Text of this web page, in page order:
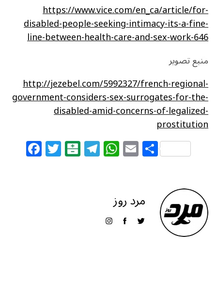
https://www.vice.com/en_ca/article/for-
disabled-people-seeking-intimacy-its-a-fine-
line-between-health-care-and-sex-work-646
منبع تصویر
http://jezebel.com/5992327/french-regional-
government-considers-sex-surrogates-for-the-
disabled-amid-concerns-of-legalized-
prostitution
F
a T
w B
al T
el
ra
m
W
h
s
A
p
E
m
l
S
h
e مرد روز